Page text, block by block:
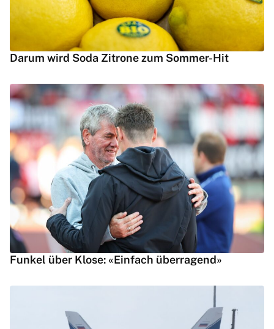
Darum wird Soda Zitrone zum Sommer-Hit
Funkel über Klose: «Einfach überragend»